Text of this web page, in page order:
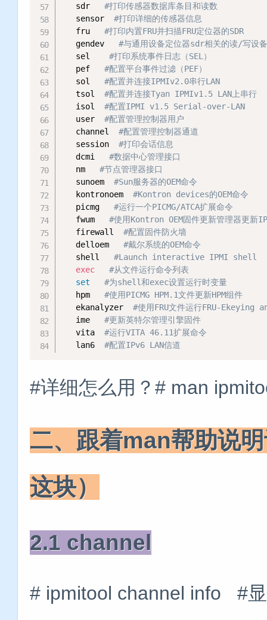
   sdr
#打印传感器数据库条目和读数
   sensor
#打印详细的传感器信息
   fru
#打印内置FRU并扫描FRU定位器的SDR
   gendev
#与通用设备定位器sdr相关的读/写设
   sel
#打印系统事件日志（SEL）
   pef
#配置平台事件过滤（PEF）
   sol
#配置并连接IPMIv2.0串行LAN
   tsol
#配置并连接Tyan IPMIv1.5 LAN上串行
   isol
#配置IPMI v1.5 Serial-over-LAN
   user
#配置管理控制器用户
   channel
#配置管理控制器通道
   session
#打印会话信息
   dcmi
#数据中心管理接口
   nm
#节点管理器接口
   sunoem
#Sun服务器的OEM命令
   kontronoem
#Kontron devices的OEM命令
   picmg
#运行一个PICMG/ATCA扩展命令
   fwum
#使用Kontron OEM固件更新管理器更新
   firewall
#配置固件防火墙
   delloem
#戴尔系统的OEM命令
   shell
#Launch interactive IPMI shell
exec
#从文件运行命令列表
set
#为shell和exec设置运行时变量
   hpm
#使用PICMG HPM.1文件更新HPM组件
   ekanalyzer
#使用FRU文件运行FRU-Ekeying
   ime
#更新英特尔管理引擎固件
   vita
#运行VITA 46.11扩展命令
   lan6
#配置IPv6 LAN信道
#详细怎么用？# man
二、跟着man帮助说
这块）
2.1 channel
# ipmitool channel info #